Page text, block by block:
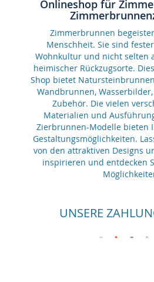
Onlineshop für
Zimmerbrunnen
Menschheit. Sie sind
Wohnkultur und nicht selten
heimischer Rückzugsorte.
Shop bietet
Wandbrunnen,
Zubehör. Die vielen
Materialien und
Zierbrunnen-Modelle bieten
Gestaltungsmöglichkeiten.
von den attraktiven Designs
inspirieren und entdecken
UNSERE